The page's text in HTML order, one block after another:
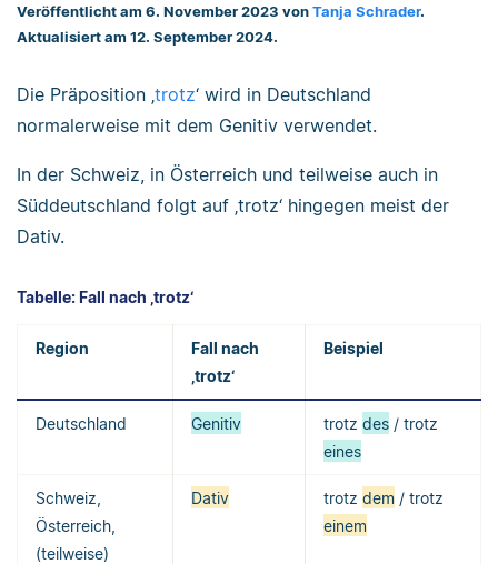
Veröffentlicht am 6. November 2023 von Tanja Schrader.
Aktualisiert am 12. September 2024.
Die Präposition ‚ trotz‘ wird in Deutschland
normalerweise mit dem Genitiv verwendet.
In der Schweiz, in Österreich und teilweise auch in
Süddeutschland folgt auf ‚trotz‘ hingegen meist der
Dativ.
Tabelle: Fall nach ‚trotz‘
Region
Fall nach
‚trotz‘
Beispiel
Deutschland Genitiv trotz des / trotz
eines
Schweiz,
Österreich,
(teilweise)
Dativ trotz dem / trotz
einem